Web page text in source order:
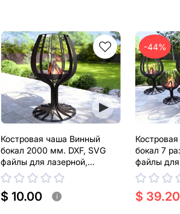
Костровая чаша Винный
бокал 2000 мм. DXF, SVG
файлы для лазерной,
плазменной резки
$ 10.00 i
-44%
бокал 7
файлы для
$ 39.20